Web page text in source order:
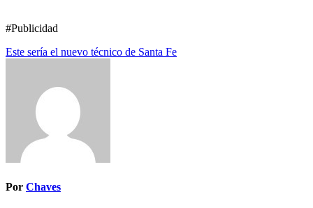
#Publicidad
Navegación
entradas
Este sería el nuevo técnico de Santa Fe
Por Chaves